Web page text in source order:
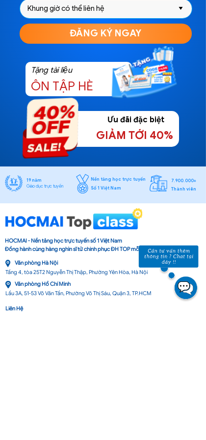
GIẢM TỚI 40%
Ưu đãi đặc biệt
ĐĂNG KÝ NGAY
ÔN TẬP HÈ
Tặng tài liệu
7.900.000+
Thành viên
19 năm
Giáo dục trực tuyến
Nền tảng học trực tuyến
Số 1 Việt Nam
HOCMAI - Nền tảng học trực tuyến số 1 Việt Nam
Đồng hành cùng hàng nghìn sĩ tử chinh phục ĐH TOP mỗi năm
Lầu 3A, 51-53 Võ Văn Tần, Phường Võ Thị Sáu, Quận 3, TP.HCM
Văn phòng Hồ Chí Minh
Tầng 4, tòa 25T2 Nguyễn Thị Thập, Phường Yên Hòa, Hà Nội
Văn phòng Hà Nội
Liên Hệ